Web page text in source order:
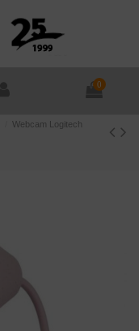
0
Webcam Logitech